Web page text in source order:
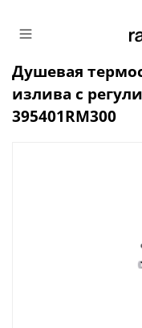
Душевая
излива с
395401RM300